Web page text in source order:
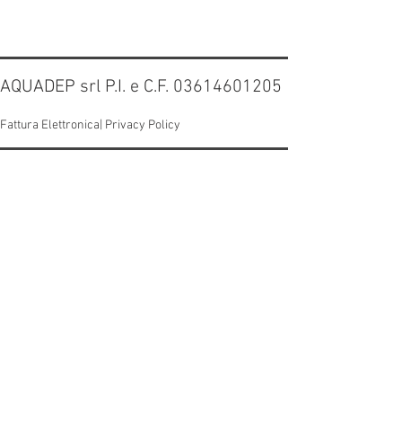
AQUADEP srl P.I. e C.F. 03614601205
Fattura Elettronica| Privacy Policy